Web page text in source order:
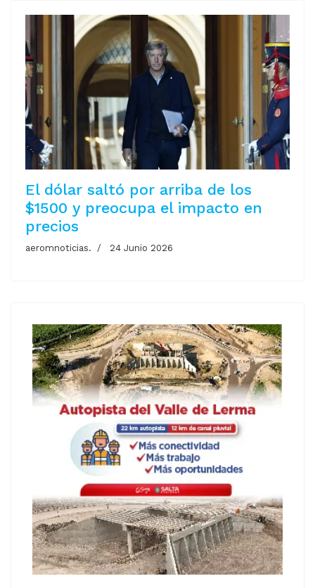
El dólar saltó por arriba de los
$1500 y preocupa el impacto en
precios
aeromnoticias. 24 Junio 2026